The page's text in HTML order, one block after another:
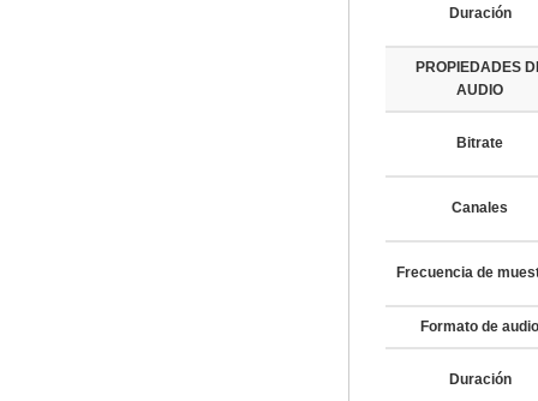
Duración
PROPIEDADES
AUDIO
Bitrate
Canales
Frecuencia de
Formato de audio
Duración